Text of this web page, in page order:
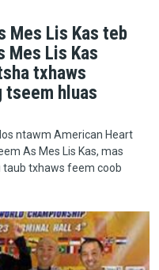
Mes Lis Kas teb
Mes Lis Kas
txhaws
tseem hluas
ntawm American Heart
As Mes Lis Kas, mas
taub txhaws feem coob